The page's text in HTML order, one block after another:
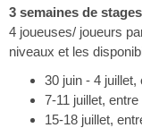
3 semaines de
4 joueuses/ joueurs
niveaux et les
30 juin - 4
7-11 juillet,
15-18 juillet,